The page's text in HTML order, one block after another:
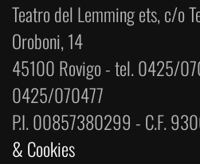
Teatro del Lemming ets, c/o
Oroboni, 14
45100 Rovigo - tel. 0425/
0425/070477
P.I. 00857380299 - C.F.
& Cookies